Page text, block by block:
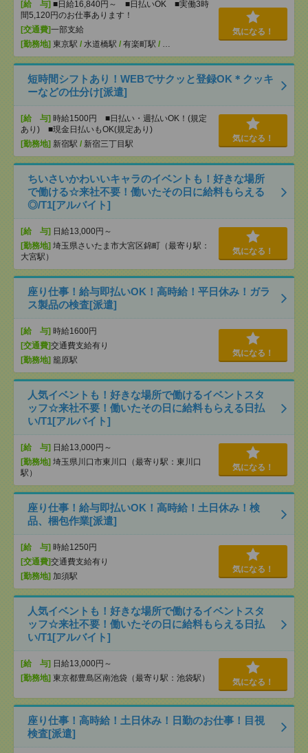
[給 与] ■日給16,840円～ ■日払いOK ■実働3時
間5,120円のお仕事あります！
[交通費]一部支給
[勤務地] 東京駅 / 水道橋駅 / 有楽町駅 / …
気になる！
短時間シフトあり！WEBでサクッと登録OK＊クッキ
ーなどの仕分け[派遣]
[給 与] 時給1500円 ■日払い・週払いOK！(規定
あり) ■現金日払いもOK(規定あり)
[勤務地] 新宿駅 / 新宿三丁目駅
気になる！
ちいさいかわいいキャラのイベントも！好きな場所
で働ける☆来社不要！働いたその日に給料もらえる
◎/T1[アルバイト]
[給 与] 日給13,000円～
[勤務地] 埼玉県さいたま市大宮区錦町（最寄り駅：
大宮駅）
気になる！
座り仕事！給与即払いOK！高時給！平日休み！ガラ
ス製品の検査[派遣]
[給 与] 時給1600円
[交通費]交通費支給有り
[勤務地] 籠原駅
気になる！
人気イベントも！好きな場所で働けるイベントスタ
ッフ☆来社不要！働いたその日に給料もらえる日払
い/T1[アルバイト]
[給 与] 日給13,000円～
[勤務地] 埼玉県川口市東川口（最寄り駅：東川口
駅）
気になる！
座り仕事！給与即払いOK！高時給！土日休み！検
品、梱包作業[派遣]
[給 与] 時給1250円
[交通費]交通費支給有り
[勤務地] 加須駅
気になる！
人気イベントも！好きな場所で働けるイベントスタ
ッフ☆来社不要！働いたその日に給料もらえる日払
い/T1[アルバイト]
[給 与] 日給13,000円～
[勤務地] 東京都豊島区南池袋（最寄り駅：池袋駅） 気になる！
座り仕事！高時給！土日休み！日勤のお仕事！目視
検査[派遣]